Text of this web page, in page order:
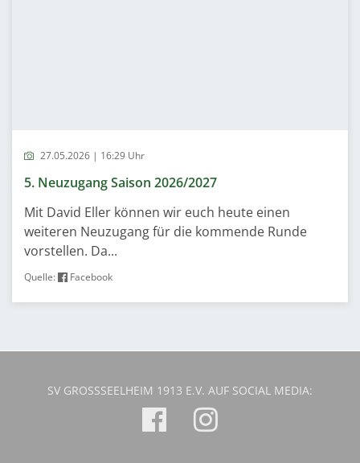
27.05.2026 | 16:29 Uhr
5. Neuzugang Saison 2026/2027
Mit David Eller können wir euch heute einen
weiteren Neuzugang für die kommende Runde
vorstellen. Da...
Quelle: Facebook
SV GROSSSEELHEIM 1913 E.V. AUF SOCIAL MEDIA: